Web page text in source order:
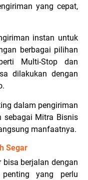
yang cepat,
instan untuk
berbagai pilihan
Multi-Stop dan
dilakukan dengan
dalam pengiriman
sebagai Mitra Bisnis
manfaatnya.
Segar
bisa berjalan dengan
yang perlu